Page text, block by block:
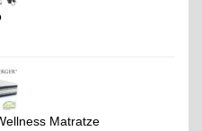
Matratze